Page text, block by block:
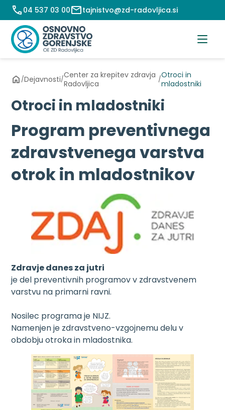
Preskoči
na
vsebino
04 537 03 00 tajnistvo@zd-radovljica.si
/Dejavnosti/Center za krepitev zdravja
Radovljica
/Otroci in
mladostniki
Otroci in mladostniki
Program preventivnega
zdravstvenega varstva
otrok in mladostnikov
Zdravje danes za jutri
je del preventivnih programov v zdravstvenem
varstvu na primarni ravni.
Nosilec programa je NIJZ.
Namenjen je zdravstveno-vzgojnemu delu v
obdobju otroka in mladostnika.